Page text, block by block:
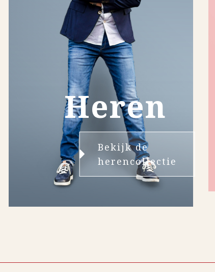
Heren
Bekijk de
herencollectie